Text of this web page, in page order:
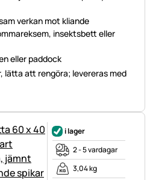
verkan mot kliande
insektsbett eller
eller paddock
lätta att rengöra; levereras med
i lager
2 - 5 vardagar
3,04 kg